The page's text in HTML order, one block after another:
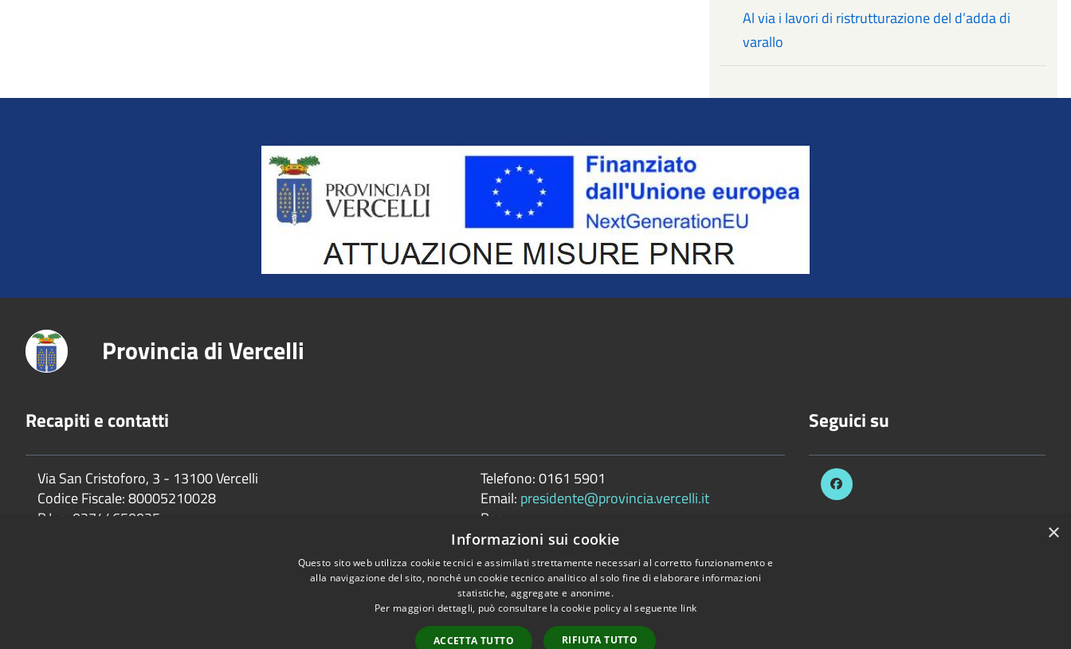
Al via i lavori di ristrutturazione del d’adda di
varallo
Title
Provincia di Vercelli
Recapiti e contatti
Via San Cristoforo, 3 - 13100 Vercelli
Codice Fiscale:80005210028
P.Iva: 02744650025
Telefono:0161 5901
Email: presidente@provincia.vercelli.it
Pec:
presidenza.provincia@cert.provincia.vercelli.it
Seguici su
Copyright © 2026 • Provincia di Vercelli • Powered by
×
Informazioni sui cookie
Questo sito web utilizza cookie tecnici e assimilati strettamente necessari al corretto funzionamento e
alla navigazione del sito, nonché un cookie tecnico analitico al solo fine di elaborare informazioni
statistiche, aggregate e anonime.
Per maggiori dettagli, può consultare la cookie policy al seguente link
ACCETTA TUTTO RIFIUTA TUTTO